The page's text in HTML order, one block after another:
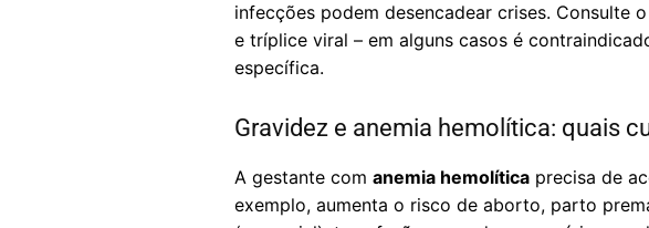
infecções podem desencadear crises. Consulte
e tríplice viral – em alguns casos é
específica.
Gravidez e anemia hemolítica: quais
A gestante com anemia hemolítica precisa de
exemplo, aumenta o risco de aborto, parto